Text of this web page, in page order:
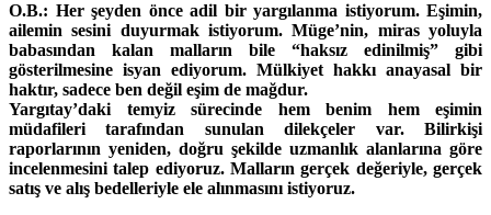
O.B.: Her şeyden önce adil bir yargılanma istiyorum. Eşimin,
ailemin sesini duyurmak istiyorum. Müge’nin, miras yoluyla
babasından kalan malların bile “haksız edinilmiş” gibi
gösterilmesine isyan ediyorum. Mülkiyet hakkı anayasal bir
haktır, sadece ben değil eşim de mağdur.
Yargıtay’daki temyiz sürecinde hem benim hem eşimin
müdafileri tarafından sunulan dilekçeler var. Bilirkişi
raporlarının yeniden, doğru şekilde uzmanlık alanlarına göre
incelenmesini talep ediyoruz. Malların gerçek değeriyle, gerçek
satış ve alış bedelleriyle ele alınmasını istiyoruz.